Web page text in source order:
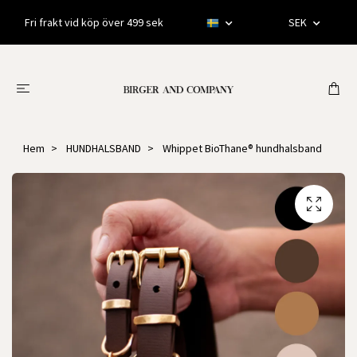
Fri frakt vid köp över 499 sek SEK
Hem HUNDHALSBAND Whippet BioThane® hundhalsband